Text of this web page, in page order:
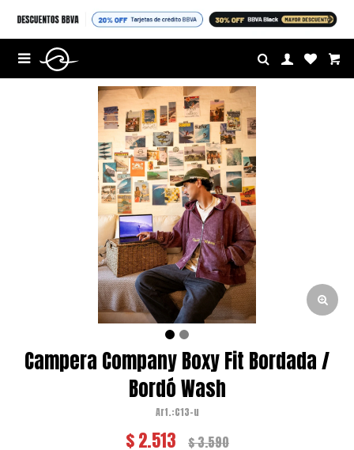


Campera Company Boxy Fit Bordada /
Bordó Wash
C13-u
$2.513 $3.590